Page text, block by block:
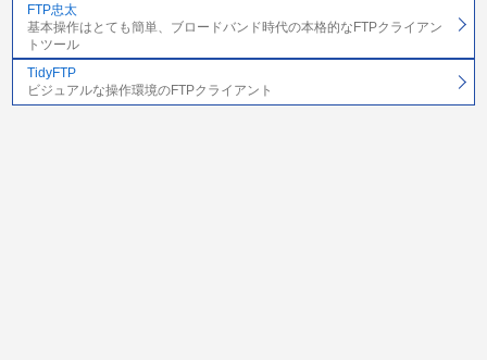
FTP忠太
基本操作はとても簡単、ブロードバンド時代の本格的なFTPクライアン
トツール
TidyFTP
ビジュアルな操作環境のFTPクライアント